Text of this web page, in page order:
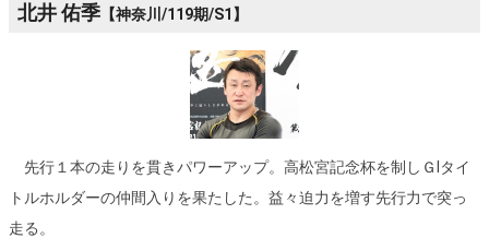
北井 佑季 【神奈川/119期/S1】
先行１本の走りを貫きパワーアップ。高松宮記念杯を制しＧⅠタイ
トルホルダーの仲間入りを果たした。益々迫力を増す先行力で突っ
走る。